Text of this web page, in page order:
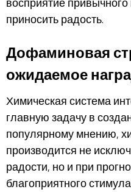
приносить радость.
Дофаминовая
ожидаемое
Химическая система
главную задачу в
популярному мнению,
производится не
радости, но и при
благоприятного